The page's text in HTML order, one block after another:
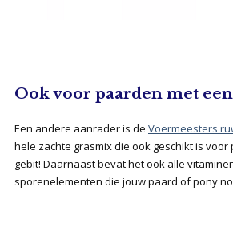
Ook voor paarden met
Een andere aanrader is de Voermeesters
hele zachte grasmix die ook geschikt is
gebit! Daarnaast bevat het ook alle
sporenelementen die jouw paard of pony